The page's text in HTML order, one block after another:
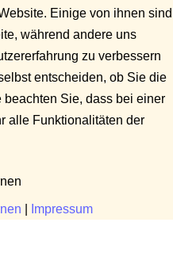
Einige von ihnen sind
während andere uns
zu verbessern
entscheiden, ob Sie die
Sie, dass bei einer
alle Funktionalitäten der
Impressum